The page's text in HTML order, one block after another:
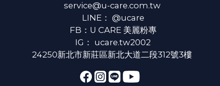
service@u-care.com.tw
LINE： @ucare
FB： U CARE 美麗粉專
IG： ucare.tw2002
24250新北市新莊區新北大道二段312號3樓